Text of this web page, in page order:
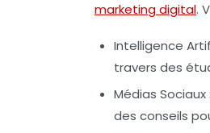
marketing digital.
Intelligence
travers des
Médias Sociaux
des conseils